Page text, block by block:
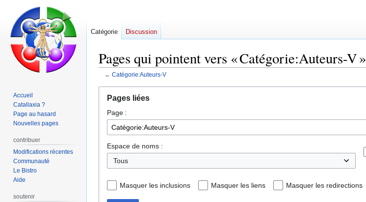
Pages qui pointent vers « Catégorie:Auteurs-V »
← Catégorie:Auteurs-V
navigation
recherche
Pages liées
Page :
Espace de noms :
Masquer les inclusions Masquer les liens Masquer les redirections
Catégorie Discussion
Accueil
Catallaxia ?
Page au hasard
Nouvelles pages
contribuer
Modifications récentes
Communauté
Le Bistro
Aide
soutenir